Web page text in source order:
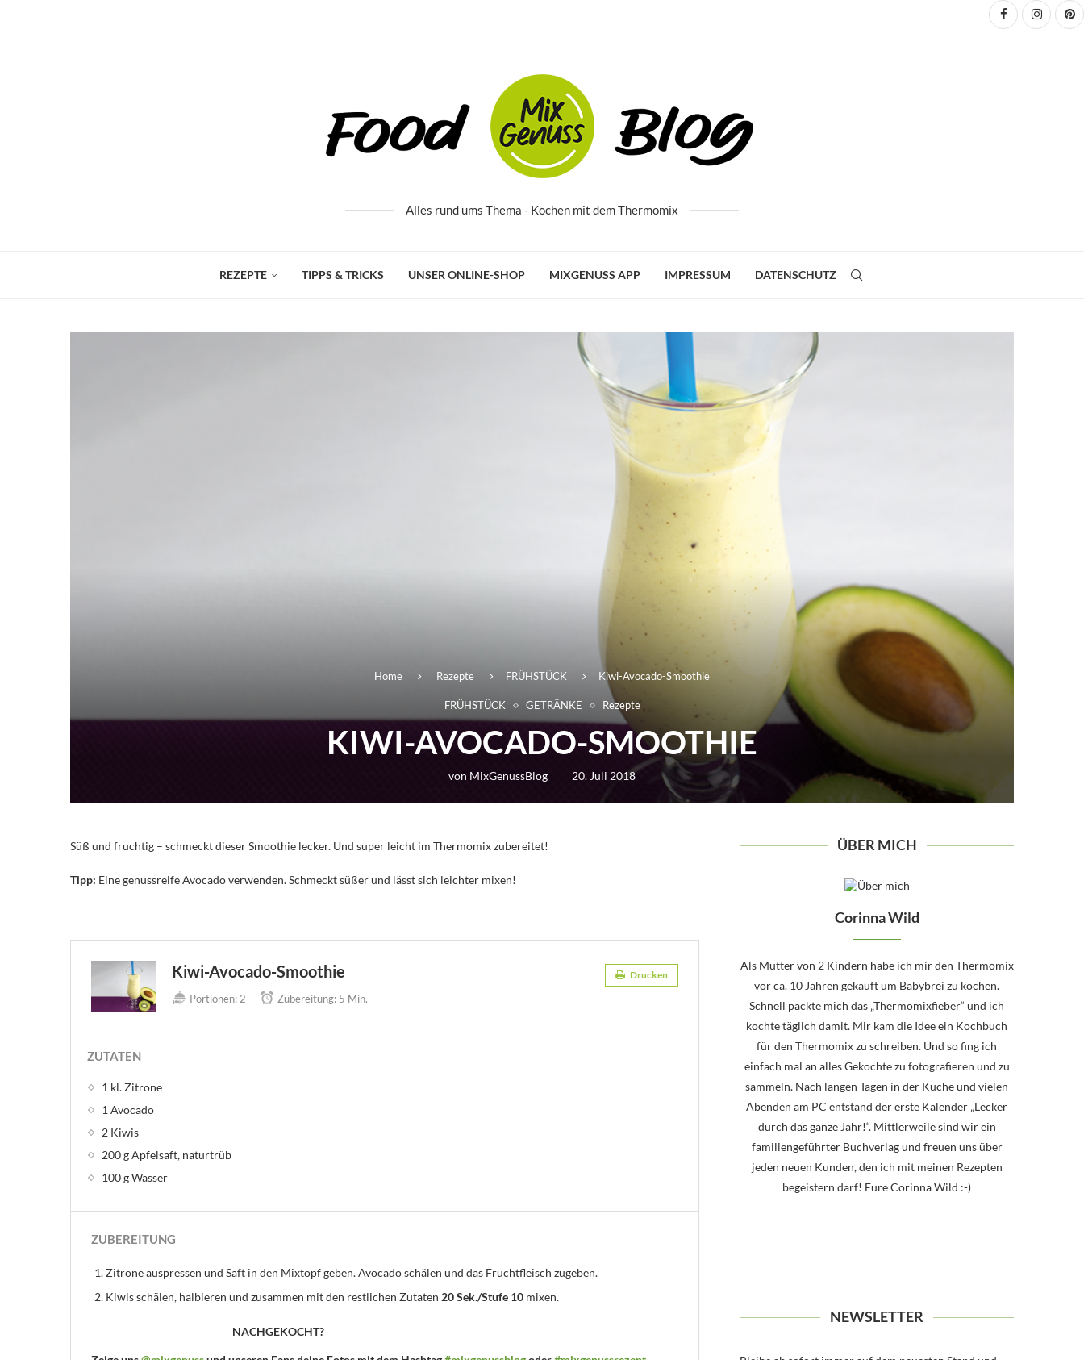
Alles rund ums Thema - Kochen mit dem Thermomix
REZEPTE TIPPS & TRICKS UNSER ONLINE-SHOP MIXGENUSS APP IMPRESSUM DATENSCHUTZ
Home Rezepte FRÜHSTÜCK Kiwi-Avocado-Smoothie
FRÜHSTÜCK GETRÄNKE Rezepte
KIWI-AVOCADO-SMOOTHIE
von MixGenussBlog 20. Juli 2018
Süß und fruchtig – schmeckt dieser Smoothie lecker. Und super leicht im Thermomix zubereitet!
Tipp: Eine genussreife Avocado verwenden. Schmeckt süßer und lässt sich leichter mixen!
Kiwi-Avocado-Smoothie Drucken
Portionen: 2 Zubereitung: 5 Min.
ZUTATEN
1 kl. Zitrone
1 Avocado
2 Kiwis
200 g Apfelsaft, naturtrüb
100 g Wasser
ZUBEREITUNG
Zitrone auspressen und Saft in den Mixtopf geben. Avocado schälen und das Fruchtfleisch zugeben.
Kiwis schälen, halbieren und zusammen mit den restlichen Zutaten 20 Sek./Stufe 10 mixen.
NACHGEKOCHT?
ÜBER MICH
Corinna Wild
Als Mutter von 2 Kindern habe ich mir den Thermomix
vor ca. 10 Jahren gekauft um Babybrei zu kochen.
Schnell packte mich das „Thermomixfieber“ und ich
kochte täglich damit. Mir kam die Idee ein Kochbuch
für den Thermomix zu schreiben. Und so fing ich
einfach mal an alles Gekochte zu fotografieren und zu
sammeln. Nach langen Tagen in der Küche und vielen
Abenden am PC entstand der erste Kalender „Lecker
durch das ganze Jahr!“. Mittlerweile sind wir ein
familiengeführter Buchverlag und freuen uns über
jeden neuen Kunden, den ich mit meinen Rezepten
begeistern darf! Eure Corinna Wild :-)
NEWSLETTER